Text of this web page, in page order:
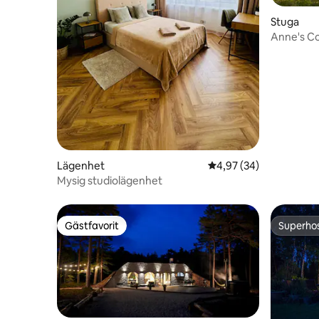
Lägenhet 4,97 av 5 i
4,97 (34)
Mysig studiolägenhet
Stuga
Anne's
Gästfavorit
Gästfavorit